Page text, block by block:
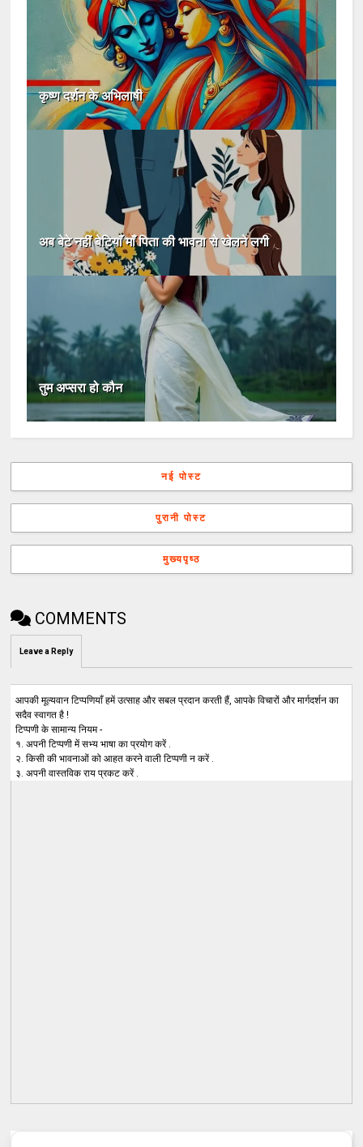
कृष्ण दर्शन के अभिलाषी
अब बेटे नहीं बेटियाँ माँ पिता की भावना से खेलने लगी
तुम अप्सरा हो कौन
नई पोस्ट
पुरानी पोस्ट
मुख्यपृष्ठ
COMMENTS
Leave a Reply
आपकी मूल्यवान टिप्पणियाँ हमें उत्साह और सबल प्रदान करती हैं, आपके विचारों और मार्गदर्शन का
सदैव स्वागत है !
टिप्पणी के सामान्य नियम -
१. अपनी टिप्पणी में सभ्य भाषा का प्रयोग करें .
२. किसी की भावनाओं को आहत करने वाली टिप्पणी न करें .
३. अपनी वास्तविक राय प्रकट करें .